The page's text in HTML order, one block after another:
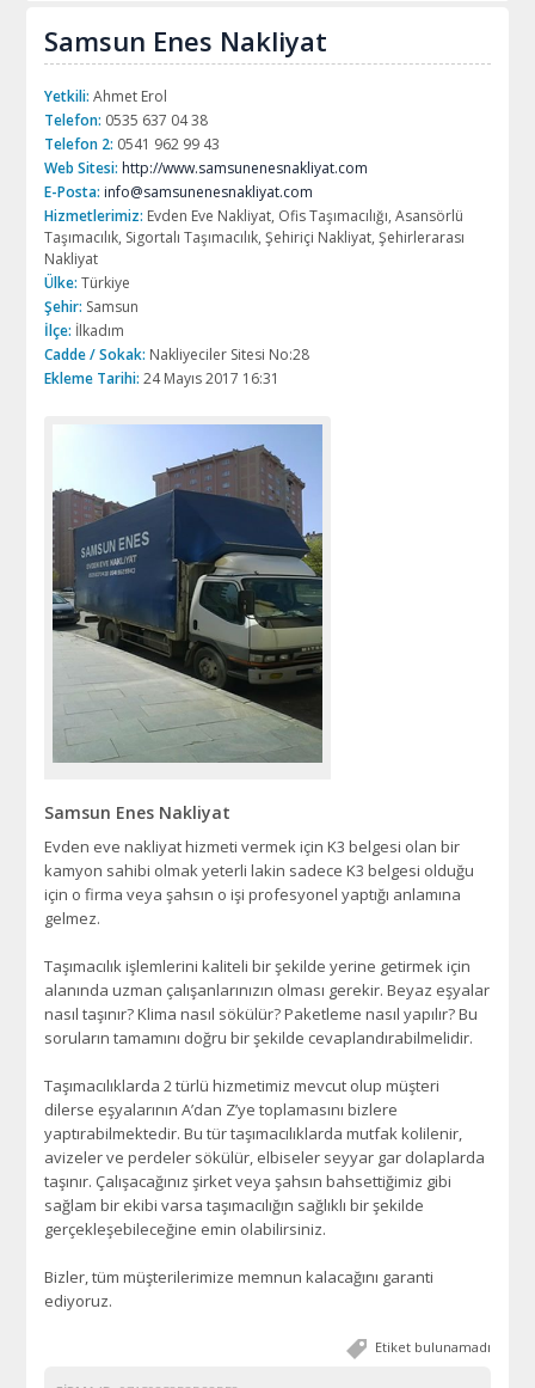
Samsun Enes Nakliyat
Yetkili: Ahmet Erol
Telefon: 0535 637 04 38
Telefon 2: 0541 962 99 43
Web Sitesi: http://www.samsunenesnakliyat.com
E-Posta: info@samsunenesnakliyat.com
Hizmetlerimiz: Evden Eve Nakliyat, Ofis Taşımacılığı, Asansörlü
Taşımacılık, Sigortalı Taşımacılık, Şehiriçi Nakliyat, Şehirlerarası
Nakliyat
Ülke: Türkiye
Şehir: Samsun
İlçe: İlkadım
Cadde / Sokak: Nakliyeciler Sitesi No:28
Ekleme Tarihi: 24 Mayıs 2017 16:31
Samsun Enes Nakliyat
Evden eve nakliyat hizmeti vermek için K3 belgesi olan bir
kamyon sahibi olmak yeterli lakin sadece K3 belgesi olduğu
için o firma veya şahsın o işi profesyonel yaptığı anlamına
gelmez.
Taşımacılık işlemlerini kaliteli bir şekilde yerine getirmek için
alanında uzman çalışanlarınızın olması gerekir. Beyaz eşyalar
nasıl taşınır? Klima nasıl sökülür? Paketleme nasıl yapılır? Bu
soruların tamamını doğru bir şekilde cevaplandırabilmelidir.
Taşımacılıklarda 2 türlü hizmetimiz mevcut olup müşteri
dilerse eşyalarının A’dan Z’ye toplamasını bizlere
yaptırabilmektedir. Bu tür taşımacılıklarda mutfak kolilenir,
avizeler ve perdeler sökülür, elbiseler seyyar gar dolaplarda
taşınır. Çalışacağınız şirket veya şahsın bahsettiğimiz gibi
sağlam bir ekibi varsa taşımacılığın sağlıklı bir şekilde
gerçekleşebileceğine emin olabilirsiniz.
Bizler, tüm müşterilerimize memnun kalacağını garanti
ediyoruz.
Etiket bulunamadı